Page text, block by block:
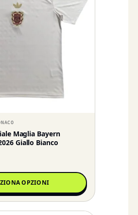
Maglia Bayern
Giallo Bianco
OPZIONI